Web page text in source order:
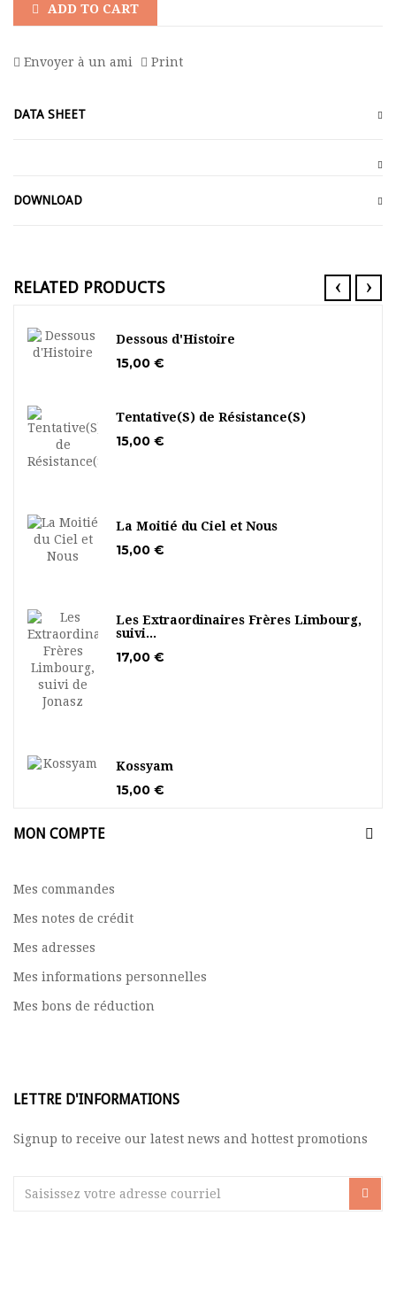
ADD TO CART
Envoyer à un ami Print
DATA SHEET
DOWNLOAD
RELATED PRODUCTS ‹ ›
Dessous d'Histoire
15,00 €
Tentative(S) de Résistance(S)
15,00 €
La Moitié du Ciel et Nous
15,00 €
Les Extraordinaires Frères Limbourg,
suivi...
17,00 €
Kossyam
15,00 €
MON COMPTE
Mes commandes
Mes notes de crédit
Mes adresses
Mes informations personnelles
Mes bons de réduction
LETTRE D'INFORMATIONS
Signup to receive our latest news and hottest promotions